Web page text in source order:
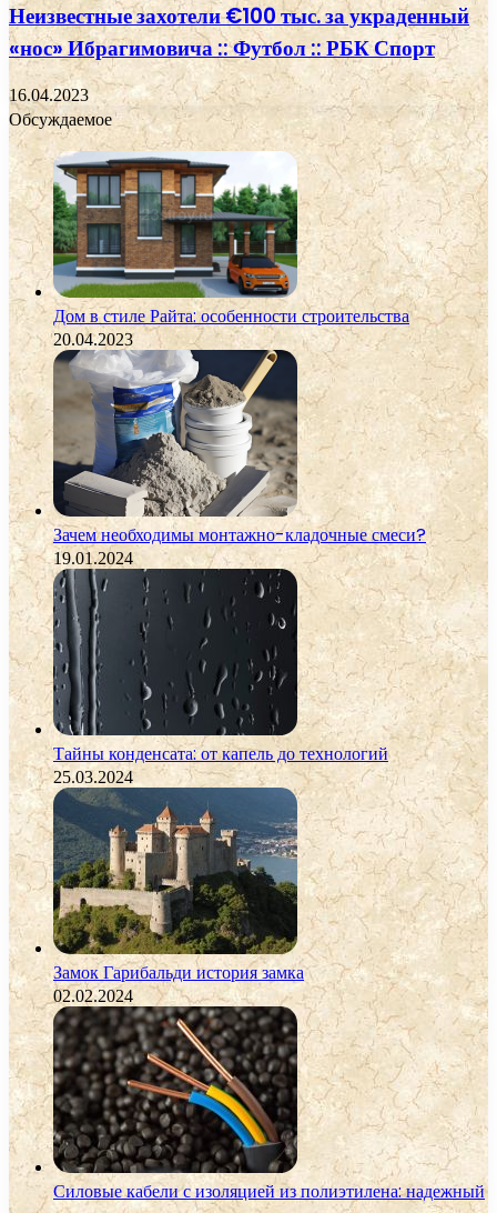
Неизвестные захотели €100 тыс. за украденный
«нос» Ибрагимовича :: Футбол :: РБК Спорт
16.04.2023
Обсуждаемое
Дом в стиле Райта: особенности строительства
20.04.2023
Зачем необходимы монтажно-кладочные смеси?
19.01.2024
Тайны конденсата: от капель до технологий
25.03.2024
Замок Гарибальди история замка
02.02.2024
Силовые кабели с изоляцией из полиэтилена: надежный